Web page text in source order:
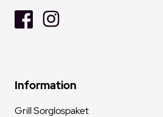
Information
Grill Sorglospaket